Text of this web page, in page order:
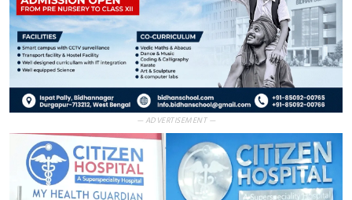
— ADVERTISEMENT —